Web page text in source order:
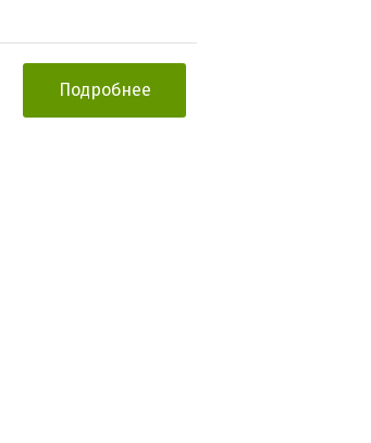
Подробнее